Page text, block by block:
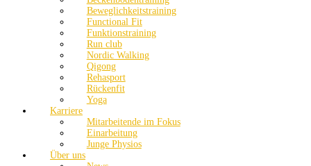
Beweglichkeitstraining
Functional Fit
Funktionstraining
Run club
Nordic Walking
Qigong
Rehasport
Rückenfit
Yoga
Karriere
Mitarbeitende im Fokus
Einarbeitung
Junge Physios
Über uns